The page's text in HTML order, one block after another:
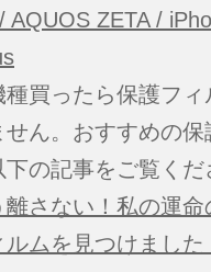
AQUOS ZETA /
種買ったら保護フ
せん。おすすめの保
下の記事をご覧くだ
離さない！私の運
ルムを見つけました